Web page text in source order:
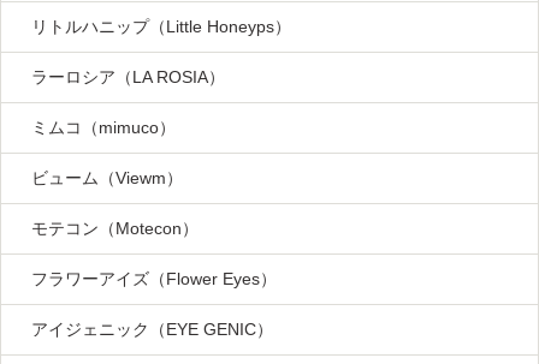
リトルハニップ（Little Honeyps）
ラーロシア（LA ROSIA）
ミムコ（mimuco）
ビューム（Viewm）
モテコン（Motecon）
フラワーアイズ（Flower Eyes）
アイジェニック（EYE GENIC）